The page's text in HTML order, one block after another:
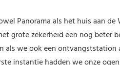
Panorama als het huis aan de
grote zekerheid een nog beter
als we ook een ontvangststation
instantie hadden we onze